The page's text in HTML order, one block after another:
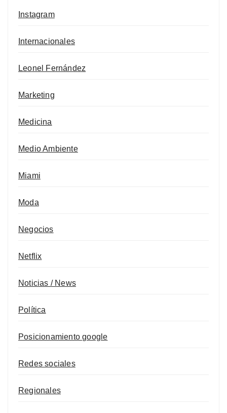
Instagram
Internacionales
Leonel Fernández
Marketing
Medicina
Medio Ambiente
Miami
Moda
Negocios
Netflix
Noticias / News
Política
Posicionamiento google
Redes sociales
Regionales